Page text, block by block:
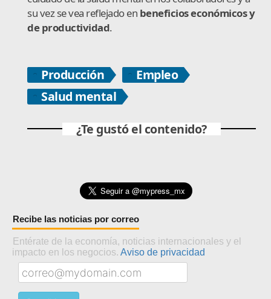
su vez se vea reflejado en beneficios económicos y
de productividad.
Producción
Empleo
Salud mental
¿Te gustó el contenido?
Recibe las noticias por correo
Entérate de la economía, noticias internacionales y el
impacto en los negocios. Aviso de privacidad